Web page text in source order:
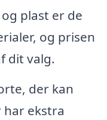
plast er de
og prisen
dit valg.
der kan
ekstra